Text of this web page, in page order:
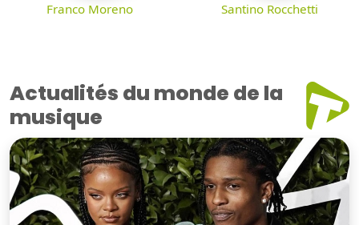
Franco Moreno Santino Rocchetti
Actualités du monde de la
musique